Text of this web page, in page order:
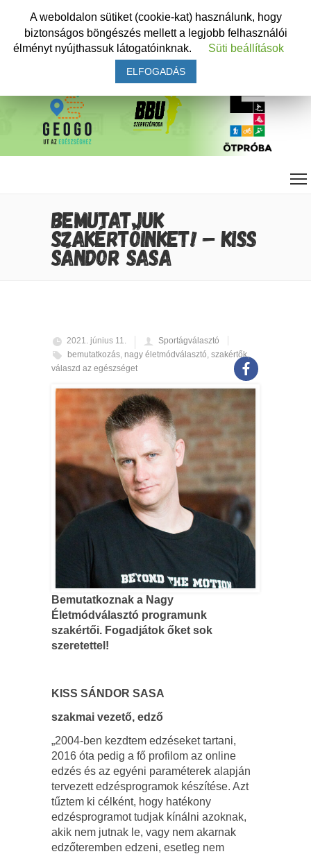
BEMUTATJUK
SZAKÉRTŐINKET! – KISS
SÁNDOR SASA
2021. június 11.
Sportágválasztó
bemutatkozás, nagy életmódválasztó, szakértők,
válaszd az egészséget
Bemutatkoznak a Nagy
Életmódválasztó programunk
szakértői. Fogadjátok őket sok
szeretettel!
KISS SÁNDOR SASA
szakmai vezető, edző
„2004-ben kezdtem edzéseket tartani,
2016 óta pedig a fő profilom az online
edzés és az egyéni paraméterek alapján
tervezett edzésprogramok készítése. Azt
tűztem ki célként, hogy hatékony
edzésprogramot tudjak kínálni azoknak,
akik nem jutnak le, vagy nem akarnak
edzőteremben edzeni, esetleg nem
A weboldalon sütiket (cookie-kat) használunk, hogy
biztonságos böngészés mellett a legjobb felhasználói
élményt nyújthassuk látogatóinknak.
Süti beállítások
ELFOGADÁS